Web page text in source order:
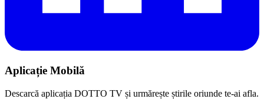
Aplicație Mobilă
Descarcă aplicația DOTTO TV și urmărește știrile oriunde te-ai afla.